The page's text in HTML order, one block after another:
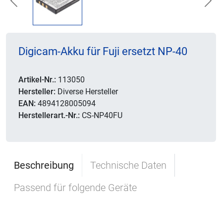
Previous
Digicam-Akku für Fuji ersetzt NP-40
Artikel-Nr.: 113050
Hersteller: Diverse Hersteller
EAN: 4894128005094
Herstellerart.-Nr.: CS-NP40FU
Beschreibung
Technische Daten
Passend für folgende Geräte